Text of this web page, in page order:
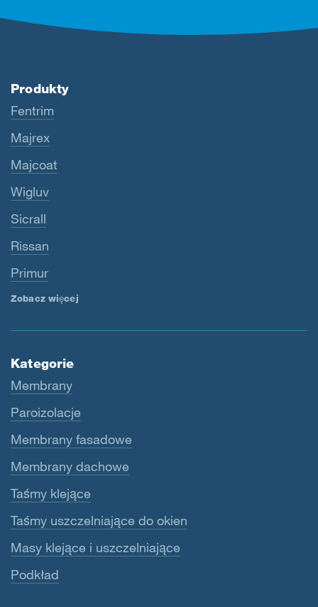
Produkty
Fentrim
Majrex
Majcoat
Wigluv
Sicrall
Rissan
Primur
Zobacz więcej
Kategorie
Membrany
Paroizolacje
Membrany fasadowe
Membrany dachowe
Taśmy klejące
Taśmy uszczelniające do okien
Masy klejące i uszczelniające
Podkład